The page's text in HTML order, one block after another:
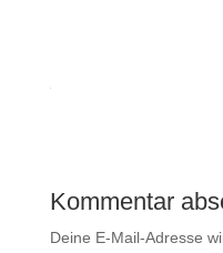
Kommentar
Deine E-Mail-Adresse